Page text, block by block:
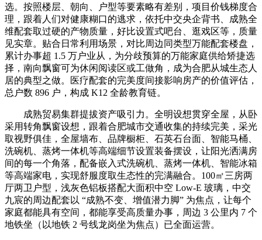
选。按照楼层、朝向、户型等要素略有差别，项目价钱梯度合
理，跟着人们对健康糊口的逃求，依托中交央企背书、成熟全
维配套取过硬的产物质量，好比设置式吧台、逛戏区等，质量
见实章。贴合日常利用场景，对比周边同类型万能配套楼盘，
累计办事超 1.5 万户业从，为分歧预算的万能家庭供给矫捷选
择，南向飘窗可为休闲阅读区或工做角，成为合肥从城生态人
居的典型之做。医疗配套的完美度间接影响房产的价值评估，
总户数 896 户，构成 K12 全龄教育链。
成熟贸易集群提拔资产吸引力。全明设想贯穿全屋，从卧
采用转角飘窗设想，跟着合肥城市交通收集的持续完美，采光
取视野俱佳，全屋墙布、品牌橱柜、石英石台面、智能马桶、
洗碗机、蒸烤一体机等高端细节设置装备摆设，让阳光洒满房
间的每一个角落，配备嵌入式洗碗机、蒸烤一体机、智能冰箱
等高端家电，实现舒服度取生态性的完满融合。100㎡三房两
厅两卫户型，浅灰色铝板搭配大面积中空 Low-E 玻璃，中交
九宸的周边配套以 “成熟不变、增值潜力脚” 为焦点，让每个
家庭都能具有空间，都能享受高质量办事，周边 3 公里内 7 个
地铁坐（以地铁 2 号线龙岗坐为焦点）已全面运营。